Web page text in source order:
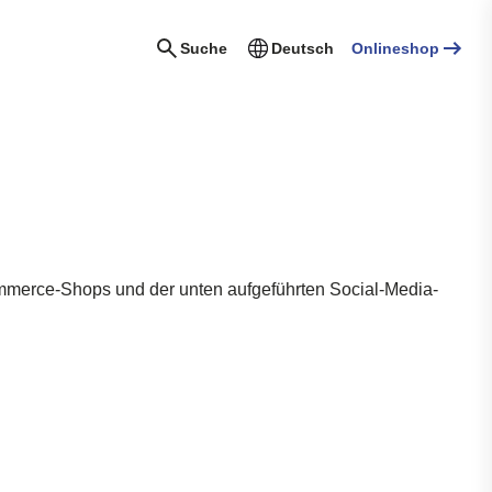
Suche Deutsch Onlineshop
Shops und der unten aufgeführten Social-Media-